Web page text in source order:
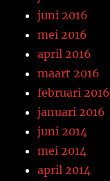
juni 2016
mei 2016
april 2016
maart 2016
februari 2016
januari 2016
juni 2014
mei 2014
april 2014